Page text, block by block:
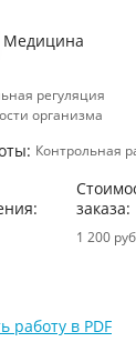
Медицина
регуляция
организма
Контрольная
заказа:
1 200
работу в PDF